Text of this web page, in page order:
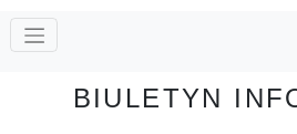
BIULETYN